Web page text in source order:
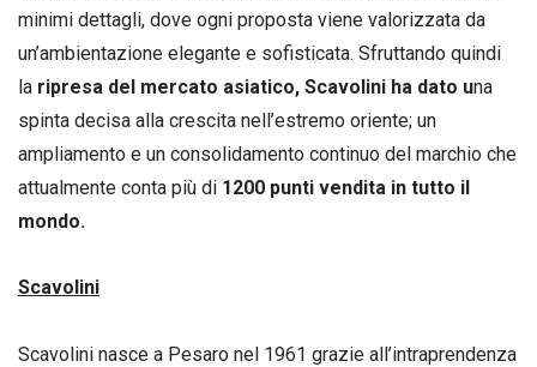
minimi dettagli, dove ogni proposta viene valorizzata da
un’ambientazione elegante e sofisticata. Sfruttando quindi
la ripresa del mercato asiatico, Scavolini ha dato una
spinta decisa alla crescita nell’estremo oriente; un
ampliamento e un consolidamento continuo del marchio che
attualmente conta più di 1200 punti vendita in tutto il
mondo.
Scavolini
Scavolini nasce a Pesaro nel 1961 grazie all’intraprendenza